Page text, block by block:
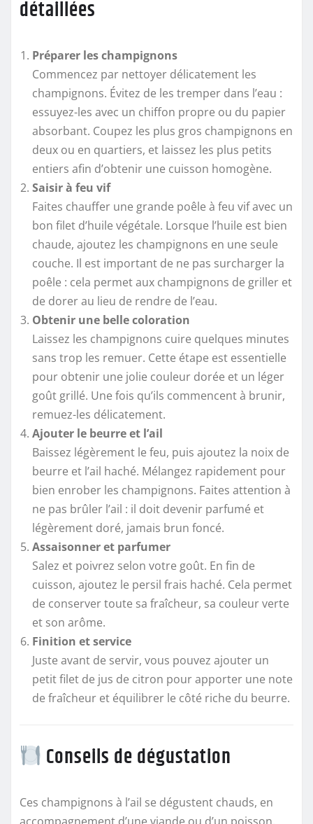
détaillées
Préparer les champignons
Commencez par nettoyer délicatement les
champignons. Évitez de les tremper dans l’eau :
essuyez-les avec un chiffon propre ou du papier
absorbant. Coupez les plus gros champignons en
deux ou en quartiers, et laissez les plus petits
entiers afin d’obtenir une cuisson homogène.
Saisir à feu vif
Faites chauffer une grande poêle à feu vif avec un
bon filet d’huile végétale. Lorsque l’huile est bien
chaude, ajoutez les champignons en une seule
couche. Il est important de ne pas surcharger la
poêle : cela permet aux champignons de griller et
de dorer au lieu de rendre de l’eau.
Obtenir une belle coloration
Laissez les champignons cuire quelques minutes
sans trop les remuer. Cette étape est essentielle
pour obtenir une jolie couleur dorée et un léger
goût grillé. Une fois qu’ils commencent à brunir,
remuez-les délicatement.
Ajouter le beurre et l’ail
Baissez légèrement le feu, puis ajoutez la noix de
beurre et l’ail haché. Mélangez rapidement pour
bien enrober les champignons. Faites attention à
ne pas brûler l’ail : il doit devenir parfumé et
légèrement doré, jamais brun foncé.
Assaisonner et parfumer
Salez et poivrez selon votre goût. En fin de
cuisson, ajoutez le persil frais haché. Cela permet
de conserver toute sa fraîcheur, sa couleur verte
et son arôme.
Finition et service
Juste avant de servir, vous pouvez ajouter un
petit filet de jus de citron pour apporter une note
de fraîcheur et équilibrer le côté riche du beurre.
Conseils de dégustation
Ces champignons à l’ail se dégustent chauds, en